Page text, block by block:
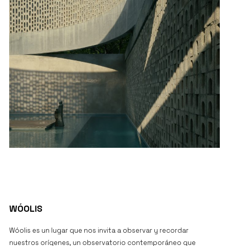
WÓOLIS
Wóolis es un lugar que nos invita a observar y recordar
nuestros orígenes, un observatorio contemporáneo que